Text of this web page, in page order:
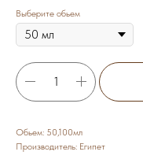
Выберите обьем
Обьем: 50,100мл
Производитель: Египет